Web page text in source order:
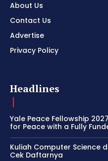
About Us
Contact Us
Advertise
Privacy Policy
Headlines
Yale Peace Fellowship
for Peace with a Fully
Kuliah Computer Science
Cek Daftarnya